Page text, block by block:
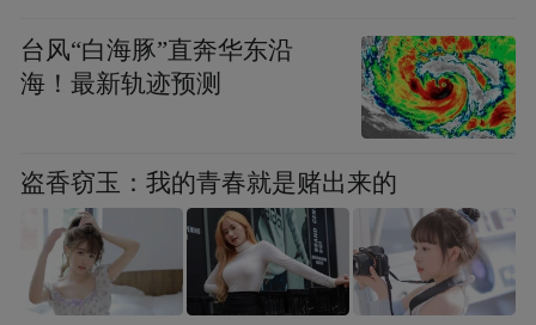
范作用，主动投身各类志愿服务工作，坚守
初心使命，始终听党话、跟党走，以实干担
当诠释新时代退役军人的责任与荣光。
台风“白海豚”直奔华东沿
海！最新轨迹预测
盗香窃玉：我的青春就是赌出来的